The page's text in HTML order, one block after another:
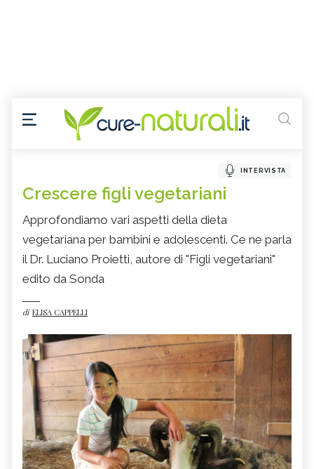
INTERVISTA
Crescere figli vegetariani
Approfondiamo vari aspetti della dieta
vegetariana per bambini e adolescenti. Ce ne parla
il Dr. Luciano Proietti, autore di "Figli vegetariani"
edito da Sonda
di ELISA CAPPELLI